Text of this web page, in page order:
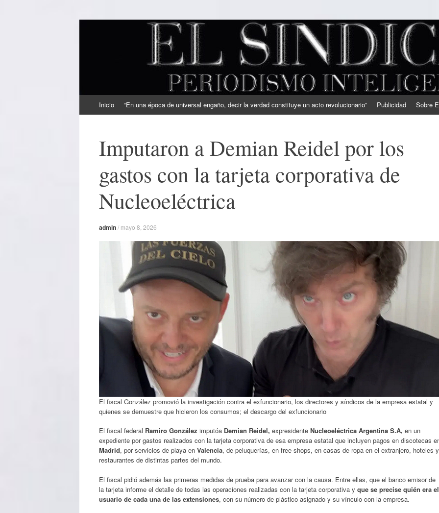
EL SINDICAL
Periodismo Inteligente
al
Inicio “En una época de universal engaño, decir la verdad constituye un acto revolucionario” Publicidad Sobre
Imputaron a Demian Reidel por los
gastos con la tarjeta corporativa de
Nucleoeléctrica
admin/ mayo 8, 2026
El fiscal González promovió la investigación contra el exfuncionario, los directores y síndicos de la empresa estatal y
quienes se demuestre que hicieron los consumos; el descargo del exfuncionario
El fiscal federal Ramiro González imputóa Demian Reidel, expresidente Nucleoeléctrica Argentina S.A, en un
expediente por gastos realizados con la tarjeta corporativa de esa empresa estatal que incluyen pagos en discotecas
Madrid, por servicios de playa en Valencia, de peluquerías, en free shops, en casas de ropa en el extranjero, hoteles y
restaurantes de distintas partes del mundo.
El fiscal pidió además las primeras medidas de prueba para avanzar con la causa. Entre ellas, que el banco emisor de
la tarjeta informe el detalle de todas las operaciones realizadas con la tarjeta corporativa y que se precise quién era el
usuario de cada una de las extensiones, con su número de plástico asignado y su vínculo con la empresa.